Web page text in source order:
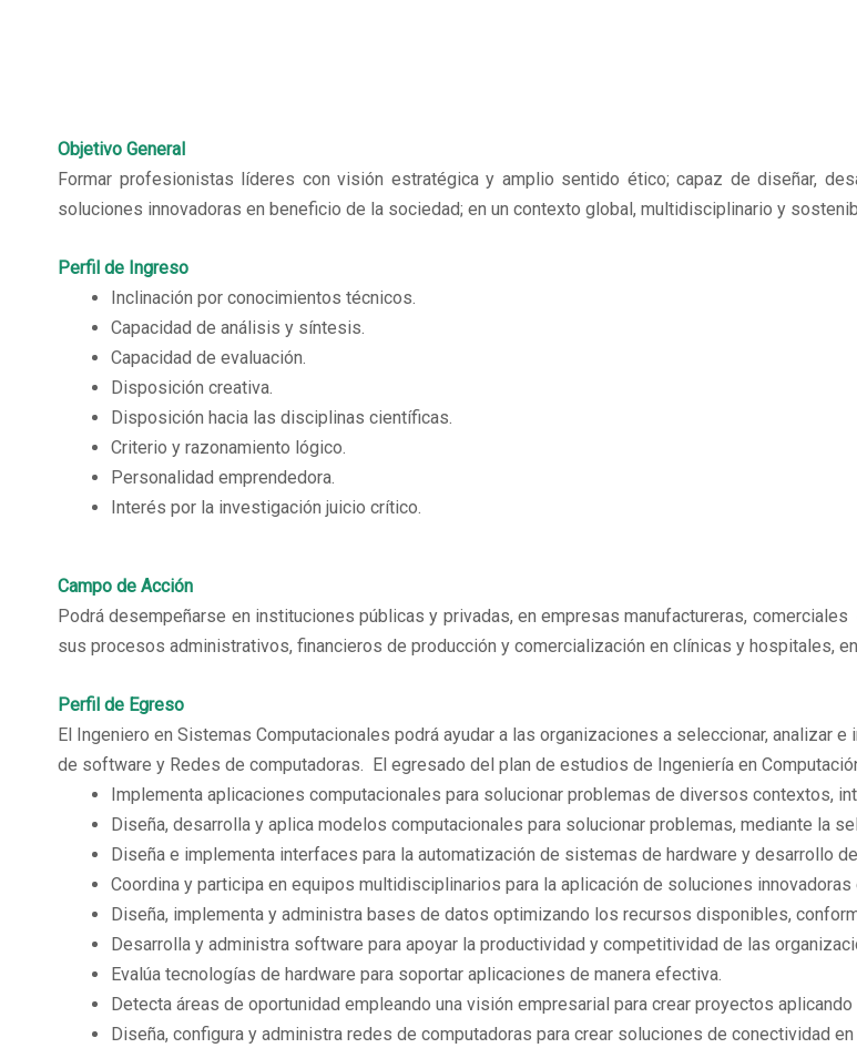
Objetivo General
Formar profesionistas líderes con visión estratégica y amplio sentido ético; capaz de diseñar,
soluciones innovadoras en beneficio de la sociedad; en un contexto global, multidisciplinario y
Perfil de Ingreso
Inclinación por conocimientos técnicos.
Capacidad de análisis y síntesis.
Capacidad de evaluación.
Disposición creativa.
Disposición hacia las disciplinas científicas.
Criterio y razonamiento lógico.
Personalidad emprendedora.
Interés por la investigación juicio crítico.
Campo de Acción
Podrá desempeñarse en instituciones públicas y privadas, en empresas manufactureras,
sus procesos administrativos, financieros de producción y comercialización en clínicas y hospitales,
Perfil de Egreso
El Ingeniero en Sistemas Computacionales podrá ayudar a las organizaciones a seleccionar,
de software y Redes de computadoras. El egresado del plan de estudios de Ingeniería en
Implementa aplicaciones computacionales para solucionar problemas de diversos contextos,
Diseña, desarrolla y aplica modelos computacionales para solucionar problemas, mediante la
Diseña e implementa interfaces para la automatización de sistemas de hardware y desarrollo
Coordina y participa en equipos multidisciplinarios para la aplicación de soluciones
Diseña, implementa y administra bases de datos optimizando los recursos disponibles,
Desarrolla y administra software para apoyar la productividad y competitividad de las
Evalúa tecnologías de hardware para soportar aplicaciones de manera efectiva.
Detecta áreas de oportunidad empleando una visión empresarial para crear proyectos
Diseña, configura y administra redes de computadoras para crear soluciones de conectividad